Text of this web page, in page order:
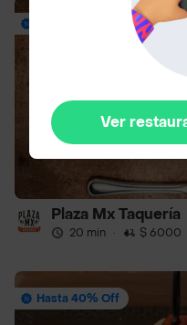
Plaza Mx Taquería
20 min · $ 6000
Hasta 40% Off
Ver